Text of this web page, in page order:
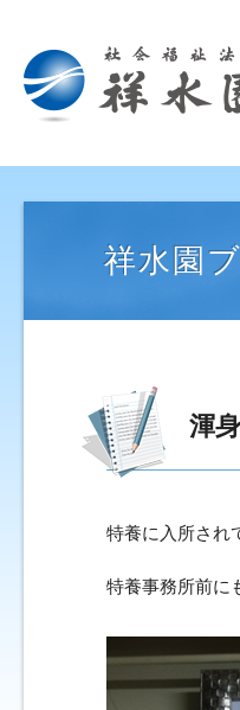
祥水園
渾
特養に入所され
特養事務所前に